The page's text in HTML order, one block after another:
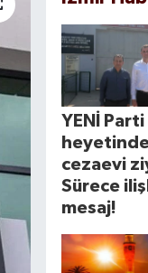
YENİ Parti
cezaevi
Sürece
mesaj!